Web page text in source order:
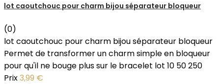
lot caoutchouc pour charm bijou séparateur bloqueur
(0)
lot caoutchouc pour charm bijou séparateur bloqueur
Permet de transformer un charm simple en bloqueur
pour qu'il ne bouge plus sur le bracelet lot 10 50 250
Prix3,99 €